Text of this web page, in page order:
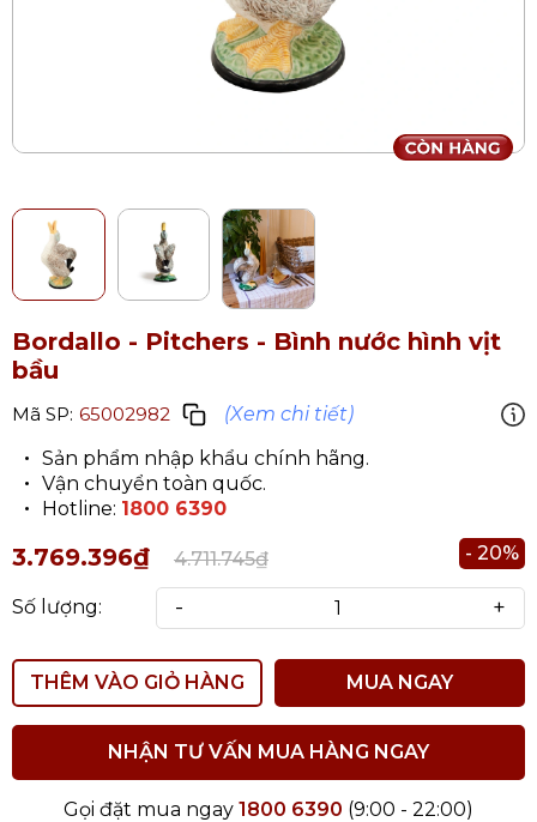
Bordallo - Pitchers - Bình nước hình vịt
bầu
Mã SP: 65002982
(Xem chi tiết)
Sản phẩm nhập khẩu chính hãng.
Vận chuyển toàn quốc.
Hotline: 1800 6390
3.769.396₫ 4.711.745₫ - 20%
Số lượng: - +
THÊM VÀO GIỎ HÀNG MUA NGAY
NHẬN TƯ VẤN MUA HÀNG NGAY
Gọi đặt mua ngay 1800 6390 (9:00 - 22:00)